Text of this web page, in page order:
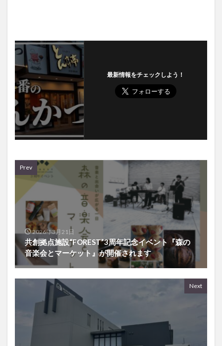
最新情報をチェックしよう！
Prev
2026年3月21日
共創拠点施設“FOREST”3周年記念イベント『森の
音楽会とマーケット』が開催されます
Next